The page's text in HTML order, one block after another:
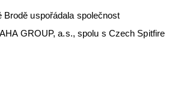
uspořádala společnost
GROUP, a.s., spolu s Czech Spitfire